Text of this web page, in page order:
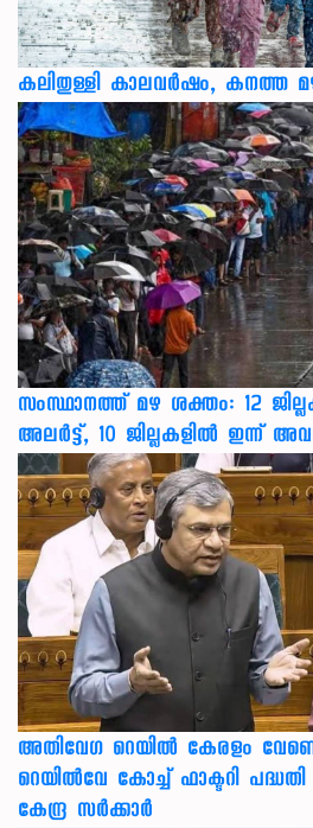
കലിതുള്ളി കാലവർഷം, കനത്ത
സംസ്ഥാനത്ത് മഴ ശക്തം: 12
അലർട്ട്, 10 ജില്ലകളിൽ ഇന്ന്
അതിവേഗ റെയിൽ കേരളം
റെയിൽവേ കോച്ച് ഫാക്ടറി പദ്ധതി
കേന്ദ്ര സർക്കാർ